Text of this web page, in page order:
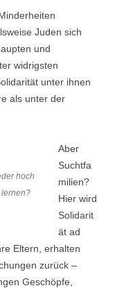
Juden sich
und
widrigsten
unter ihnen
als unter der
hoch
lernen?
Aber
Suchtfa
milien?
Hier wird
Solidarit
ät ad
Eltern, erhalten
zurück –
Geschöpfe,